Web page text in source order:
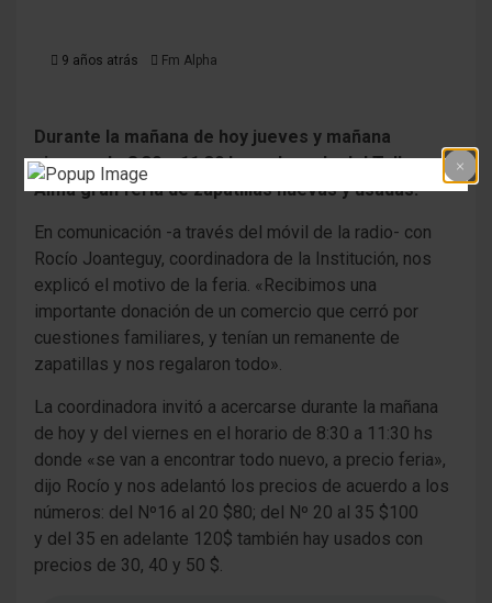
9 años atrás Fm Alpha
Durante la mañana de hoy jueves y mañana
viernes de 8:30 a 11:30 hs en la sede del Taller
Alma gran feria de zapatillas nuevas y usadas.
En comunicación -a través del móvil de la radio- con
Rocío Joanteguy, coordinadora de la Institución, nos
explicó el motivo de la feria. «Recibimos una
importante donación de un comercio que cerró por
cuestiones familiares, y tenían un remanente de
zapatillas y nos regalaron todo».
La coordinadora invitó a acercarse durante la mañana
de hoy y del viernes en el horario de 8:30 a 11:30 hs
donde «se van a encontrar todo nuevo, a precio feria»,
dijo Rocío y nos adelantó los precios de acuerdo a los
números: del Nº16 al 20 $80; del Nº 20 al 35 $100
y del 35 en adelante 120$ también hay usados con
precios de 30, 40 y 50 $.